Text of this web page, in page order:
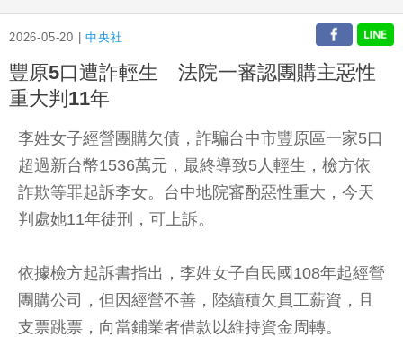
2026-05-20 |中央社
豐原5口遭詐輕生 法院一審認團購主惡性
重大判11年
李姓女子經營團購欠債，詐騙台中市豐原區一家5口
超過新台幣1536萬元，最終導致5人輕生，檢方依
詐欺等罪起訴李女。台中地院審酌惡性重大，今天
判處她11年徒刑，可上訴。
依據檢方起訴書指出，李姓女子自民國108年起經營
團購公司，但因經營不善，陸續積欠員工薪資，且
支票跳票，向當鋪業者借款以維持資金周轉。